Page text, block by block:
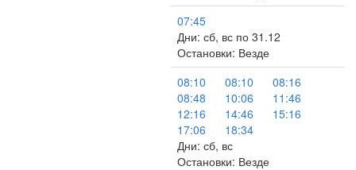
07:45
Дни: сб, вс по 31.12
Остановки: Везде
08:10
08:10
08:16
08:48
10:06
11:46
12:16
14:46
15:16
17:06
18:34
Дни: сб, вс
Остановки: Везде